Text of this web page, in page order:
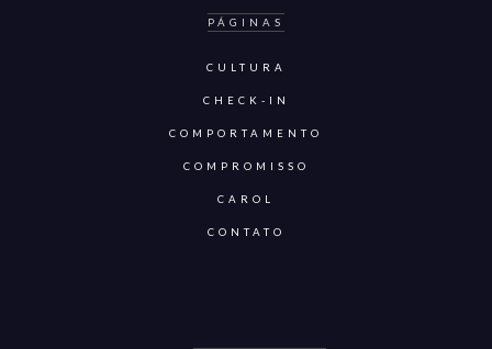
PÁGINAS
CULTURA
CHECK-IN
COMPORTAMENTO
COMPROMISSO
CAROL
CONTATO